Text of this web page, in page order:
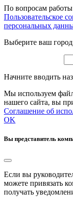
По вопросам
Пользовательское
персональных
Выберите ваш
Начните вводить
Мы используем
нашего сайта, вы
Соглашение об
OK
Вы представитель
Если вы
можете привязать
получать